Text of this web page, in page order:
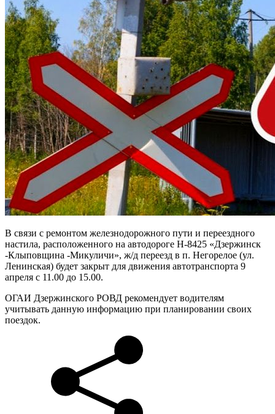
В связи с ремонтом железнодорожного пути и переездного
настила, расположенного на автодороге Н-8425 «Дзержинск
-Клыповщина -Микуличи», ж/д переезд в п. Негорелое (ул.
Ленинская) будет закрыт для движения автотранспорта 9
апреля с 11.00 до 15.00.
ОГАИ Дзержинского РОВД рекомендует водителям
учитывать данную информацию при планировании своих
поездок.